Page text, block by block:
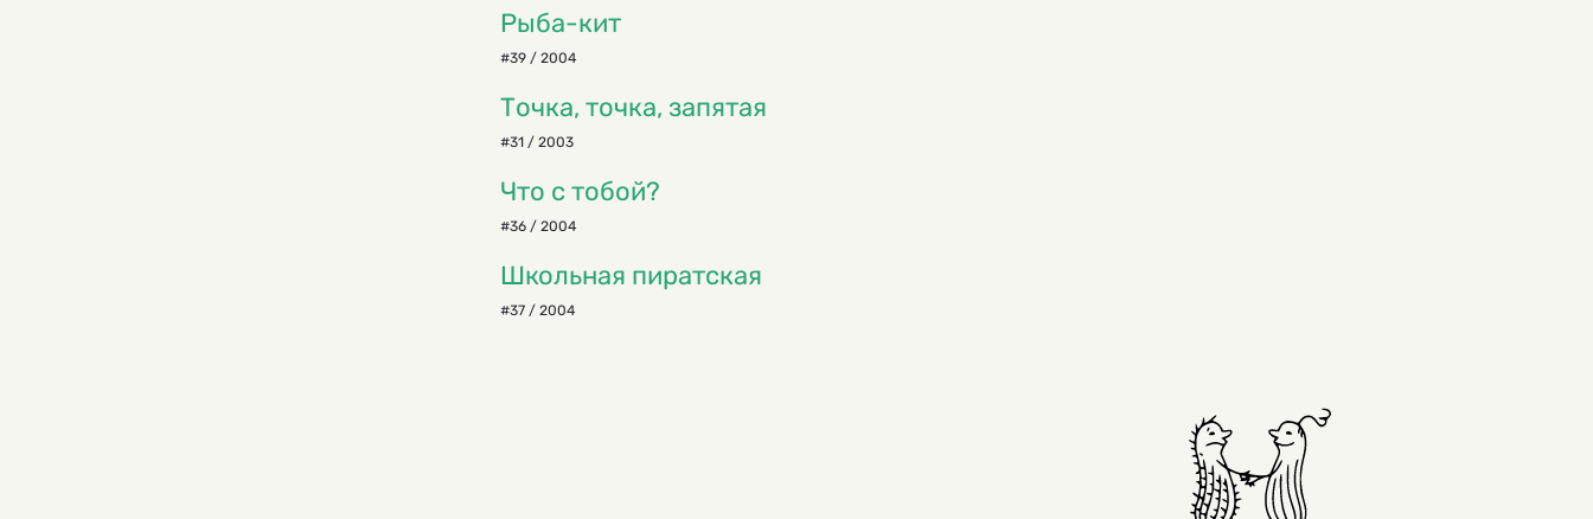
Рыба-кит
#39 / 2004
Точка, точка, запятая
#31 / 2003
Что с тобой?
#36 / 2004
Школьная пиратская
#37 / 2004